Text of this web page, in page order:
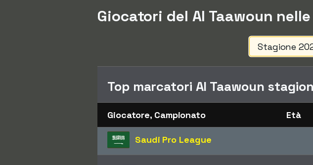
Giocatori del Al Taawoun
Top marcatori Al Taawoun
Giocatore, Campionato Età
Saudi Pro League